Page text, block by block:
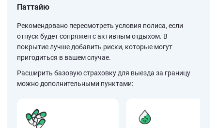
Паттайю
Рекомендовано пересмотреть условия полиса, если
отпуск будет сопряжен с активным отдыхом. В
покрытие лучше добавить риски, которые могут
пригодиться в вашем случае.
Расширить базовую страховку для выезда за границу
можно дополнительными пунктами: